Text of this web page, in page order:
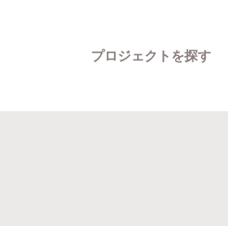
プロジェクトを探す